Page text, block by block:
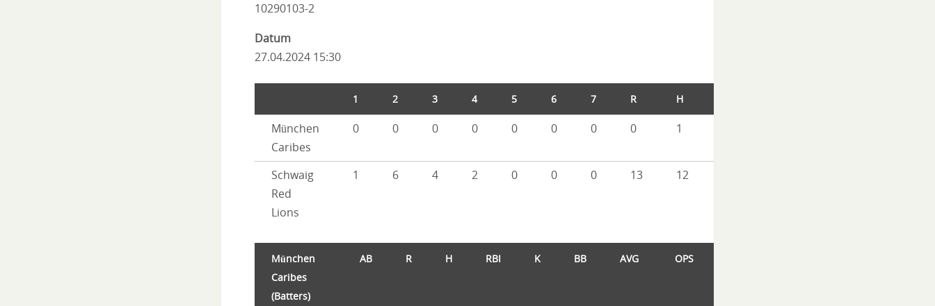
10290103-2
Datum
27.04.2024 15:30
1 2 3 4 5 6 7 R H
München
Caribes
0 0 0 0 0 0 0 0 1
Schwaig
Red
Lions
1 6 4 2 0 0 0 13 12
München
Caribes
(Batters)
AB R H RBI K BB AVG OPS